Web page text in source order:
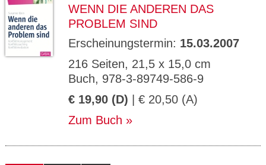
WENN DIE ANDEREN DAS
PROBLEM SIND
Erscheinungstermin: 15.03.2007
216 Seiten, 21,5 x 15,0 cm
Buch, 978-3-89749-586-9
€ 19,90 (D) | € 20,50 (A)
Zum Buch